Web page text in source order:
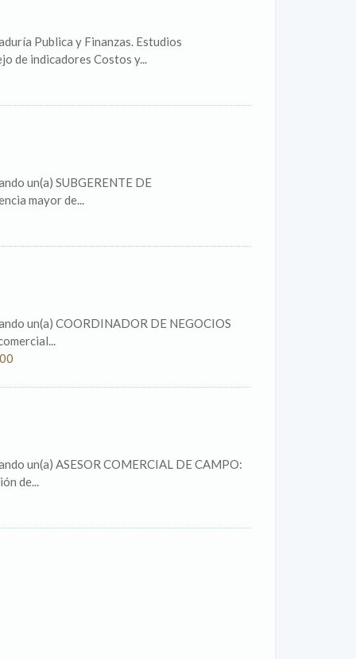
Publica y Finanzas. Estudios
de indicadores Costos y...
un(a) SUBGERENTE DE
mayor de...
un(a) COORDINADOR DE NEGOCIOS
un(a) ASESOR COMERCIAL DE CAMPO:
de...